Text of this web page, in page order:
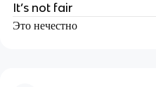
It’s not fair
Это нечестно